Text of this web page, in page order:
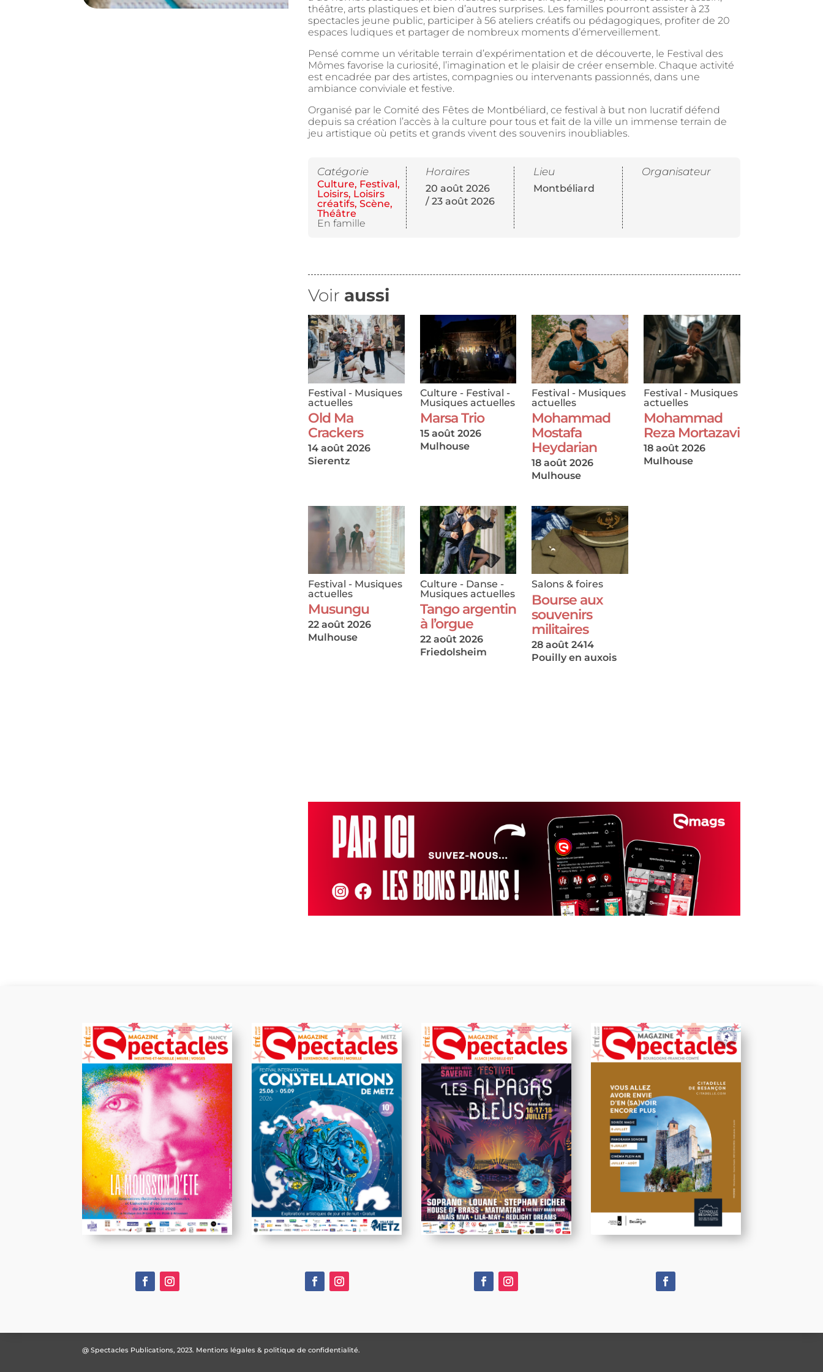
théâtre, arts plastiques et bien d’autres surprises. Les familles pourront assister à 23
spectacles jeune public, participer à 56 ateliers créatifs ou pédagogiques, profiter de 20
espaces ludiques et partager de nombreux moments d’émerveillement.
Pensé comme un véritable terrain d’expérimentation et de découverte, le Festival des
Mômes favorise la curiosité, l’imagination et le plaisir de créer ensemble. Chaque activité
est encadrée par des artistes, compagnies ou intervenants passionnés, dans une
ambiance conviviale et festive.
Organisé par le Comité des Fêtes de Montbéliard, ce festival à but non lucratif défend
depuis sa création l’accès à la culture pour tous et fait de la ville un immense terrain de
jeu artistique où petits et grands vivent des souvenirs inoubliables.
Catégorie
Culture, Festival,
Loisirs, Loisirs
créatifs,Scène,
Théâtre
En famille
Horaires
20 août 2026
/ 23 août 2026
Lieu
Montbéliard
Organisateur
Voir aussi
Festival - Musiques
actuelles
Old Ma
Crackers
14 août 2026
Sierentz
Culture - Festival -
Musiques actuelles
Marsa Trio
15 août 2026
Mulhouse
Festival - Musiques
actuelles
Mohammad
Mostafa
Heydarian
18 août 2026
Mulhouse
Festival - Musiques
actuelles
Mohammad
Reza Mortazavi
18 août 2026
Mulhouse
Festival - Musiques
actuelles
Musungu
22 août 2026
Mulhouse
Culture - Danse -
Musiques actuelles
Tango argentin
à l’orgue
22 août 2026
Friedolsheim
Salons & foires
Bourse aux
souvenirs
militaires
28 août 2414
Pouilly en auxois
@ Spectacles Publications, 2023. Mentions légales & politique de confidentialité.